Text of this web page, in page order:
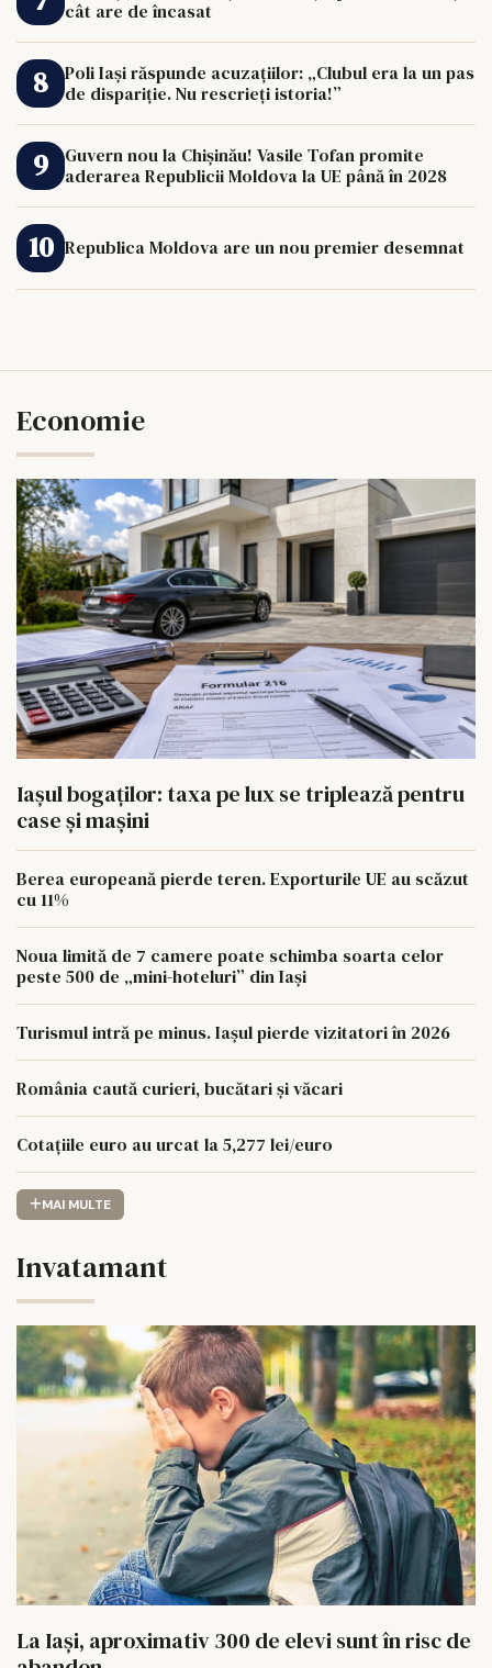
cât are de încasat
Poli Iași răspunde acuzațiilor: „Clubul era la un pas
de dispariție. Nu rescrieți istoria!”
Guvern nou la Chișinău! Vasile Tofan promite
aderarea Republicii Moldova la UE până în 2028
Republica Moldova are un nou premier desemnat
Economie
Iașul bogaților: taxa pe lux se triplează pentru
case și mașini
Berea europeană pierde teren. Exporturile UE au scăzut
cu 11%
Noua limită de 7 camere poate schimba soarta celor
peste 500 de „mini-hoteluri” din Iași
Turismul intră pe minus. Iașul pierde vizitatori în 2026
România caută curieri, bucătari și văcari
Cotațiile euro au urcat la 5,277 lei/euro
MAI MULTE
Invatamant
La Iași, aproximativ 300 de elevi sunt în risc de